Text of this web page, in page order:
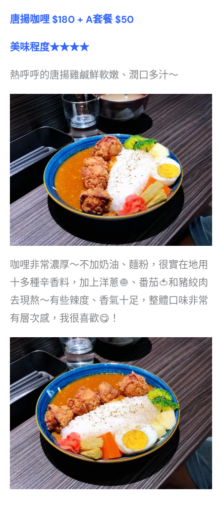
唐揚咖哩 $180 + A套餐 $50
美味程度★★★★
熱呼呼的唐揚雞鹹鮮軟嫩、潤口多汁～
咖哩非常濃厚～不加奶油、麵粉，很實在地用
十多種辛香料，加上洋蔥🧅、番茄🍅和豬絞肉
去現熬～有些辣度、香氣十足，整體口味非常
有層次感️，我很喜歡😋！